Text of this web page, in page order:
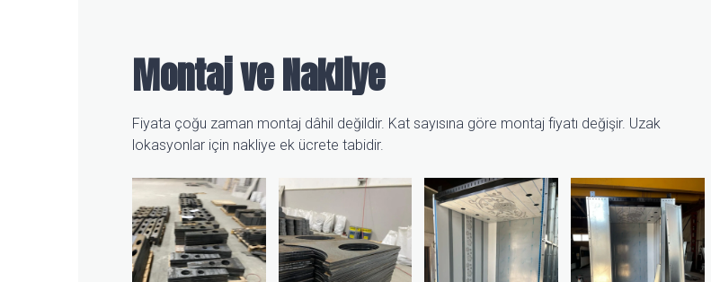
Montaj ve Nakliye
Fiyata çoğu zaman montaj dâhil değildir. Kat sayısına göre montaj fiyatı değişir. Uzak
lokasyonlar için nakliye ek ücrete tabidir.